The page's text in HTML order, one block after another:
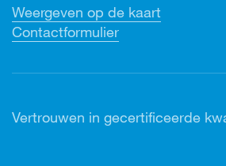
Weergeven op de kaart
Contactformulier
Vertrouwen in gecertificeerde